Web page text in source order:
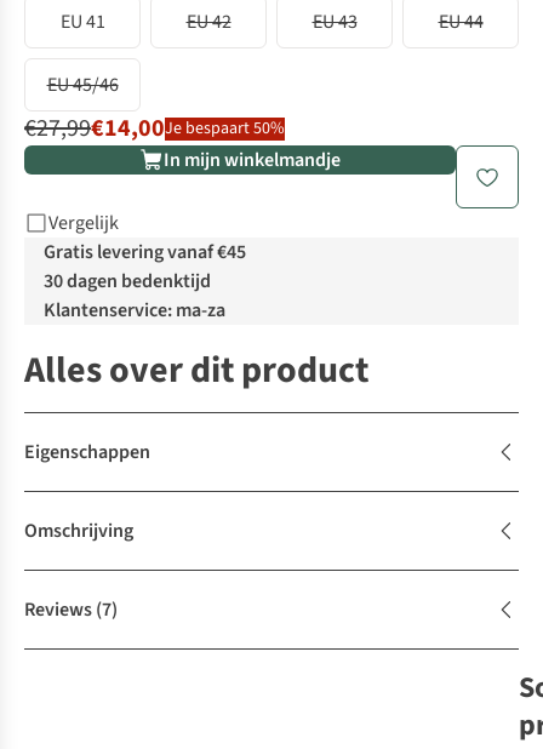
EU 41
EU 42 EU 43 EU 44
EU 45/46
€27,99€14,00Je bespaart 50%
In mijn winkelmandje
Vergelijk
Gratis levering vanaf €45
30 dagen bedenktijd
Klantenservice: ma-za
Alles over dit product
Eigenschappen
Omschrijving
Reviews(7)